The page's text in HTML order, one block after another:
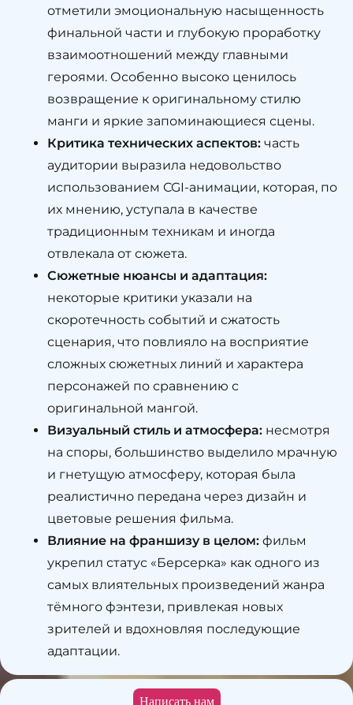
отметили эмоциональную насыщенность
финальной части и глубокую проработку
взаимоотношений между главными
героями. Особенно высоко ценилось
возвращение к оригинальному стилю
манги и яркие запоминающиеся сцены.
Критика технических аспектов: часть
аудитории выразила недовольство
использованием CGI-анимации, которая, по
их мнению, уступала в качестве
традиционным техникам и иногда
отвлекала от сюжета.
Сюжетные нюансы и адаптация:
некоторые критики указали на
скоротечность событий и сжатость
сценария, что повлияло на восприятие
сложных сюжетных линий и характера
персонажей по сравнению с
оригинальной мангой.
Визуальный стиль и атмосфера: несмотря
на споры, большинство выделило мрачную
и гнетущую атмосферу, которая была
реалистично передана через дизайн и
цветовые решения фильма.
Влияние на франшизу в целом: фильм
укрепил статус «Берсерка» как одного из
самых влиятельных произведений жанра
тёмного фэнтези, привлекая новых
зрителей и вдохновляя последующие
адаптации.
Написать нам